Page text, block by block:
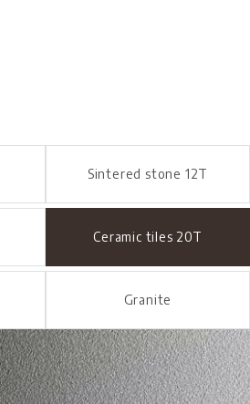
Sintered stone 12T
Ceramic tiles 20T
Granite